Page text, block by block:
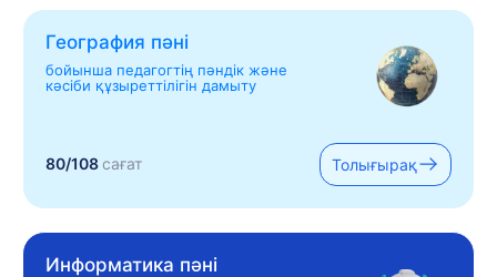
География пәні
бойынша педагогтің пәндік және
кәсіби құзыреттілігін дамыту
80/108сағат Толығырақ
Информатика пәні